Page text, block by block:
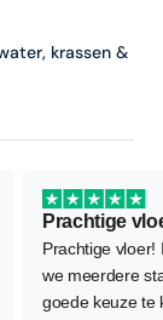
krassen &
Prachtige
Prachtige vloer!
we meerdere
goede keuze te